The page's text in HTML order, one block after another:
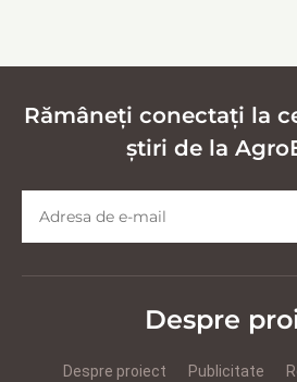
Rămâneți conectați la
știri de la
Despre
Despre proiect Publicitate